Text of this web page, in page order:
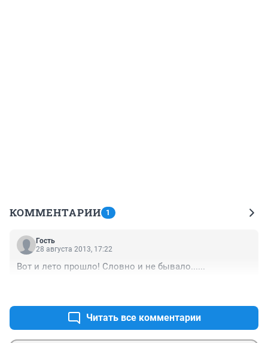
КОММЕНТАРИИ 1
Гость
28 августа 2013, 17:22
Вот и лето прошло! Словно и не бывало......
Читать все комментарии